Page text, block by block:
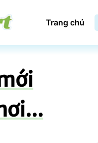
Trang chủ